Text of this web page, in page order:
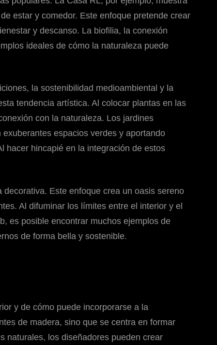
estar y comedor. Este enfoque pretende crear
y descanso. La biofilia, la conexión
ideales de cómo la naturaleza puede
la sostenibilidad medioambiental y la
tendencia artística. Al colocar plantas en las
con la naturaleza. Los jardines
espacios verdes y aportando
hacer hincapié en la integración de estos
Este enfoque crea un oasis sereno
Al difuminar los límites entre el interior y el
es posible encontrar muchos ejemplos de
de forma bella y sostenible.
y de cómo puede incorporarse a la
de madera, sino que se centra en formar
naturales, los diseñadores pueden crear